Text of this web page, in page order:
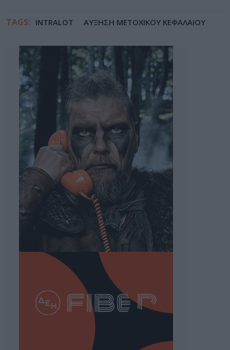
TAGS: INTRALOT ΑΥΞΗΣΗ ΜΕΤΟΧΙΚΟΥ ΚΕΦΑΛΑΙΟΥ